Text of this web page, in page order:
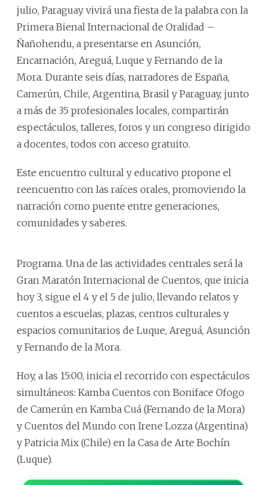
julio, Paraguay vivirá una fiesta de la palabra con la
Primera Bienal Internacional de Oralidad –
Ñañohendu, a presentarse en Asunción,
Encarnación, Areguá, Luque y Fernando de la
Mora. Durante seis días, narradores de España,
Camerún, Chile, Argentina, Brasil y Paraguay, junto
a más de 35 profesionales locales, compartirán
espectáculos, talleres, foros y un congreso dirigido
a docentes, todos con acceso gratuito.
Este encuentro cultural y educativo propone el
reencuentro con las raíces orales, promoviendo la
narración como puente entre generaciones,
comunidades y saberes.
Programa. Una de las actividades centrales será la
Gran Maratón Internacional de Cuentos, que inicia
hoy 3, sigue el 4 y el 5 de julio, llevando relatos y
cuentos a escuelas, plazas, centros culturales y
espacios comunitarios de Luque, Areguá, Asunción
y Fernando de la Mora.
Hoy, a las 15:00, inicia el recorrido con espectáculos
simultáneos: Kamba Cuentos con Boniface Ofogo
de Camerún en Kamba Cuá (Fernando de la Mora)
y Cuentos del Mundo con Irene Lozza (Argentina)
y Patricia Mix (Chile) en la Casa de Arte Bochín
(Luque).